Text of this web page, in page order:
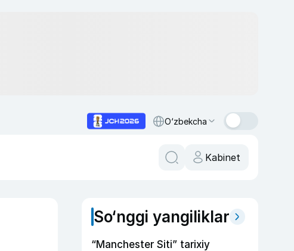
O‘zbekcha
Kabinet
So‘nggi yangiliklar
“Manchester Siti” tarixiy